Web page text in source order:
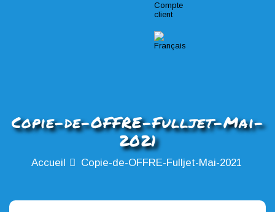
Compte
client
Copie-de-OFFRE-Fulljet-Mai-
2021
Accueil Copie-de-OFFRE-Fulljet-Mai-2021